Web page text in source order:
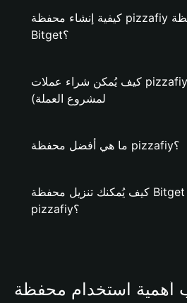
كيفية إنشاء محفظة pizzafiy على محفظة
Bitget؟
كيف يُمكن شراء عملات pizzafiy؟ (فقط
لمشروع العملة)
ما هي أفضل محفظة pizzafiy؟
كيف يُمكنك تنزيل محفظة Bitget وإنشاء محفظة
pizzafiy؟